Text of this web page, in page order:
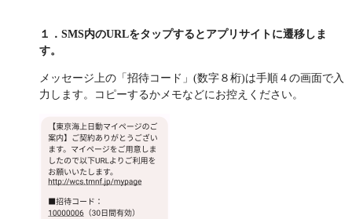
個人年金保険
個人年金保険
変額保険
介護が必要になったとき
ご病気・ご不幸があったとき
１．SMS内のURLをタップするとアプリサイトに遷移しま
す。
メッセージ上の「招待コード」(数字８桁)は手順４の画面で入
力します。コピーするかメモなどにお控えください。